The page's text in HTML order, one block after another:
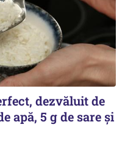
dezvăluit de
apă, 5 g de sare și